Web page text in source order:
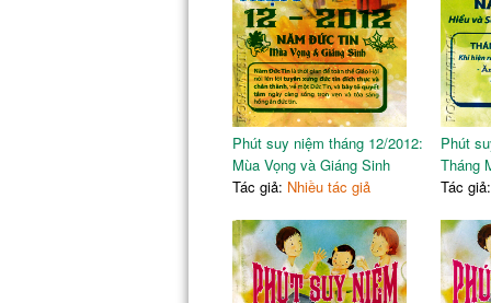
Phút suy niệm tháng 12/2012:
Mùa Vọng và Giáng Sinh
Tác giả: Nhiều tác giả
Phút
Tháng
Tác giả: